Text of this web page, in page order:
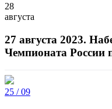
28
августа
27 августа 2023.
Чемпионата России
25 / 09